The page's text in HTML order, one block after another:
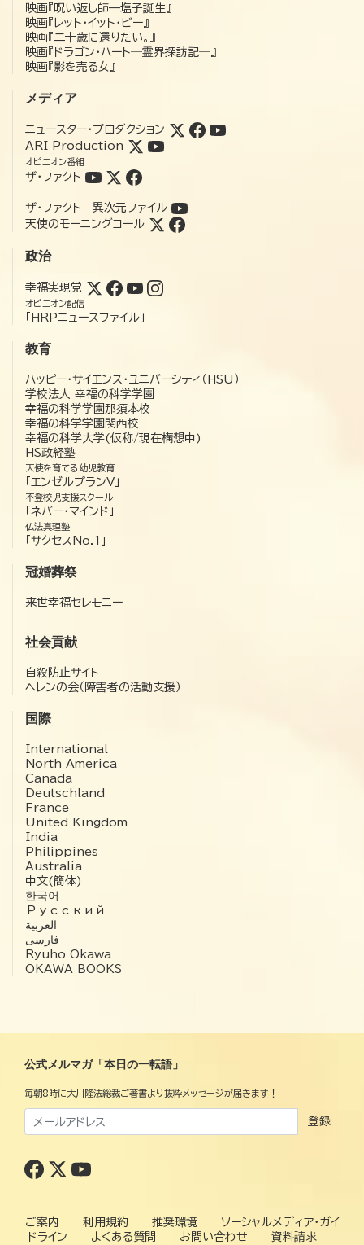
映画『呪い返し師—塩子誕生』
映画『レット・イット・ビー』
映画『二十歳に還りたい。』
映画『ドラゴン・ハート―霊界探訪記―』
映画『影を売る女』
メディア
ニュースター・プロダクション
ARI Production
オピニオン番組
ザ・ファクト
ザ・ファクト 異次元ファイル
天使のモーニングコール
政治
幸福実現党
オピニオン配信
「HRPニュースファイル」
教育
ハッピー・サイエンス・ユニバーシティ（HSU）
学校法人 幸福の科学学園
幸福の科学学園那須本校
幸福の科学学園関西校
幸福の科学大学(仮称/現在構想中)
HS政経塾
天使を育てる幼児教育
「エンゼルプランV」
不登校児支援スクール
「ネバー・マインド」
仏法真理塾
「サクセスNo.1」
冠婚葬祭
来世幸福セレモニー
社会貢献
自殺防止サイト
ヘレンの会（障害者の活動支援）
国際
International
North America
Canada
Deutschland
France
United Kingdom
India
Philippines
Australia
中文(簡体)
한국어
Русский
العربية‏
فارسی
Ryuho Okawa
OKAWA BOOKS
公式メルマガ「本日の一転語」
毎朝8時に大川隆法総裁ご著書より抜粋メッセージが届きます！
登録
ご案内 利用規約 推奨環境
ソーシャルメディア・ガイ
ドライン
よくある質問 お問い合わせ 資料請求